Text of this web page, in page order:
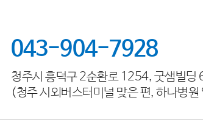
043-904-7928
청주시 흥덕구 2순환로 1254, 굿샘빌딩
(청주 시외버스터미널 맞은 편, 하나병원